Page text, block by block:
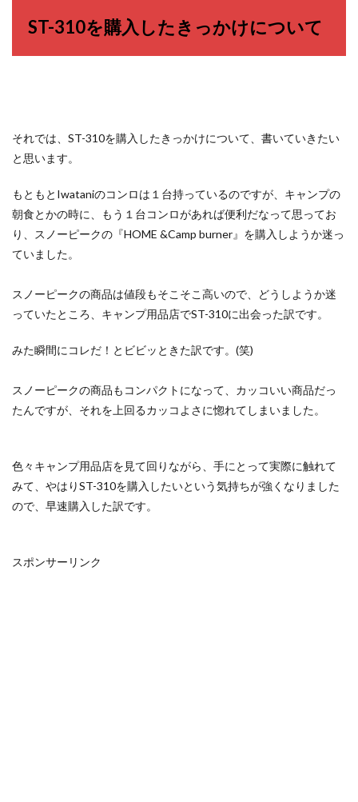
ST-310を購入したきっかけについて
それでは、ST-310を購入したきっかけについて、書いていきたい
と思います。
もともとIwataniのコンロは１台持っているのですが、キャンプの
朝食とかの時に、もう１台コンロがあれば便利だなって思ってお
り、スノーピークの『HOME &Camp burner』を購入しようか迷っ
ていました。
スノーピークの商品は値段もそこそこ高いので、どうしようか迷
っていたところ、キャンプ用品店でST-310に出会った訳です。
みた瞬間にコレだ！とビビッときた訳です。(笑)
スノーピークの商品もコンパクトになって、カッコいい商品だっ
たんですが、それを上回るカッコよさに惚れてしまいました。
色々キャンプ用品店を見て回りながら、手にとって実際に触れて
みて、やはりST-310を購入したいという気持ちが強くなりました
ので、早速購入した訳です。
スポンサーリンク